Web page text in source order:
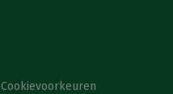
Cookievoorkeuren